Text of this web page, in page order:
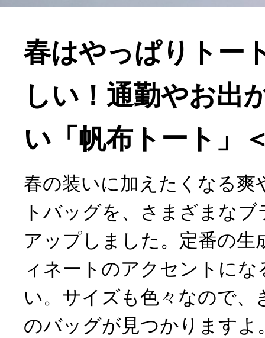
春はやっぱりトー
しい！通勤やお出
い「帆布トート」
春の装いに加えたくなる爽
トバッグを、さまざまな
アップしました。定番の生
ィネートのアクセントに
い。サイズも色々なので、
のバッグが見つかりますよ